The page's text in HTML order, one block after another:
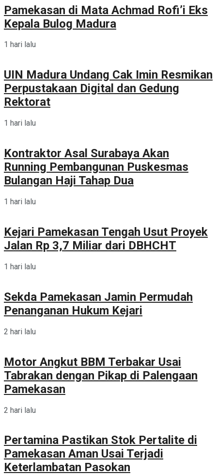
Pamekasan di Mata Achmad Rofi’i Eks
Kepala Bulog Madura
1 hari lalu
UIN Madura Undang Cak Imin Resmikan
Perpustakaan Digital dan Gedung
Rektorat
1 hari lalu
Kontraktor Asal Surabaya Akan
Running Pembangunan Puskesmas
Bulangan Haji Tahap Dua
1 hari lalu
Kejari Pamekasan Tengah Usut Proyek
Jalan Rp 3,7 Miliar dari DBHCHT
1 hari lalu
Sekda Pamekasan Jamin Permudah
Penanganan Hukum Kejari
2 hari lalu
Motor Angkut BBM Terbakar Usai
Tabrakan dengan Pikap di Palengaan
Pamekasan
2 hari lalu
Pertamina Pastikan Stok Pertalite di
Pamekasan Aman Usai Terjadi
Keterlambatan Pasokan